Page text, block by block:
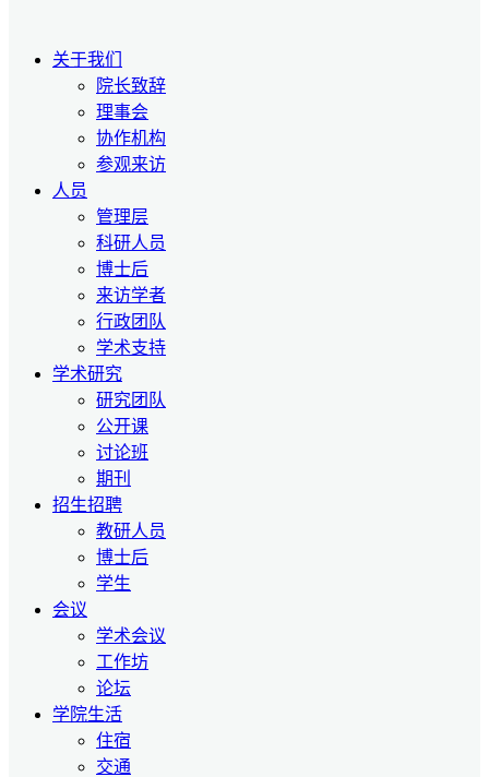
关于我们
院长致辞
理事会
协作机构
参观来访
人员
管理层
科研人员
博士后
来访学者
行政团队
学术支持
学术研究
研究团队
公开课
讨论班
期刊
招生招聘
教研人员
博士后
学生
会议
学术会议
工作坊
论坛
学院生活
住宿
交通